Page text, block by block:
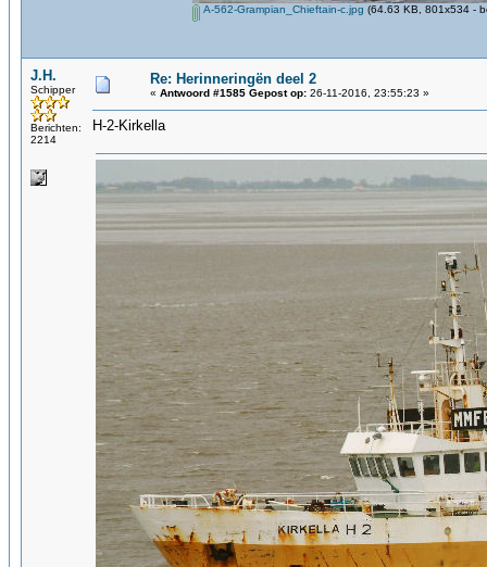
A-562-Grampian_Chieftain-c.jpg (64.63 KB, 801x534 -
J.H.
Schipper
Berichten:
2214
Re: Herinneringën deel 2
« Antwoord #1585 Gepost op: 26-11-2016, 23:55:23 »
H-2-Kirkella